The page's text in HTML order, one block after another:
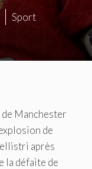
Sport
de Manchester
de
après
la défaite de